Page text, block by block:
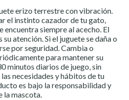
erizo terrestre con vibración.
el instinto cazador de tu gato,
encuentra siempre al acecho. El
atención. Si el juguete se daña o
por seguridad. Cambia o
para mantener su
minutos diarios de juego, sin
necesidades y hábitos de tu
es bajo la responsabilidad y
la mascota.